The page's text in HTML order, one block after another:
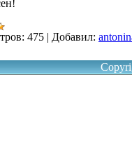
475 | Добавил: